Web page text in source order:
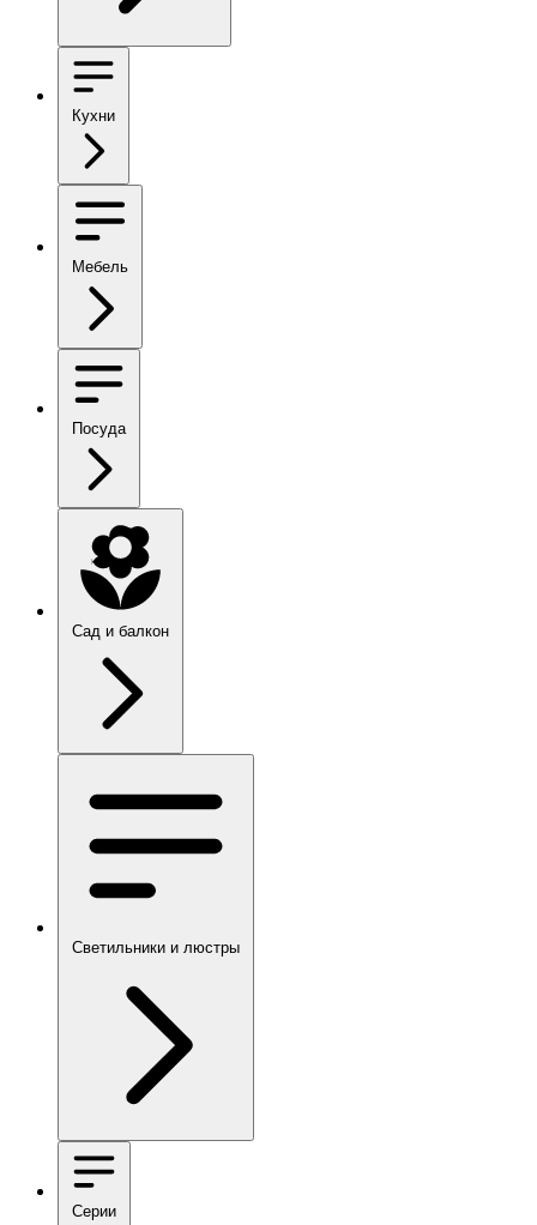
Кухни
Мебель
Посуда
Сад и балкон
Светильники и люстры
Серии